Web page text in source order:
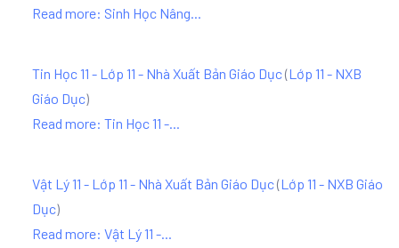
Read more: Sinh Học Nâng...
Tin Học 11 - Lớp 11 - Nhà Xuất Bản Giáo Dục(Lớp 11 - NXB
Giáo Dục)
Read more: Tin Học 11 -...
Vật Lý 11 - Lớp 11 - Nhà Xuất Bản Giáo Dục(Lớp 11 - NXB Giáo
Dục)
Read more: Vật Lý 11 -...